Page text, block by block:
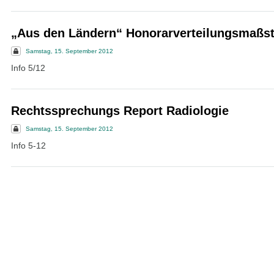
„Aus den Ländern“
Samstag, 15. September 2012
Info 5/12
Rechtssprechungs Report Radiologie
Samstag, 15. September 2012
Info 5-12